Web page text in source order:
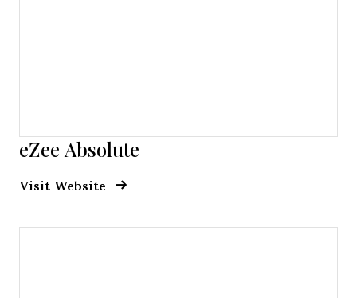
eZee Absolute
Visit Website Opens New Window